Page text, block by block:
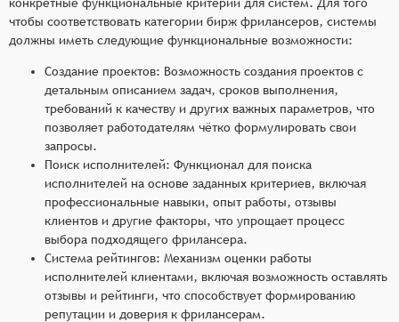
чтобы соответствовать категории бирж фрилансеров, системы
должны иметь следующие функциональные возможности:
Создание проектов: Возможность создания проектов с
детальным описанием задач, сроков выполнения,
требований к качеству и других важных параметров, что
позволяет работодателям чётко формулировать свои
запросы.
Поиск исполнителей: Функционал для поиска
исполнителей на основе заданных критериев, включая
профессиональные навыки, опыт работы, отзывы
клиентов и другие факторы, что упрощает процесс
выбора подходящего фрилансера.
Система рейтингов: Механизм оценки работы
исполнителей клиентами, включая возможность оставлять
отзывы и рейтинги, что способствует формированию
репутации и доверия к фрилансерам.